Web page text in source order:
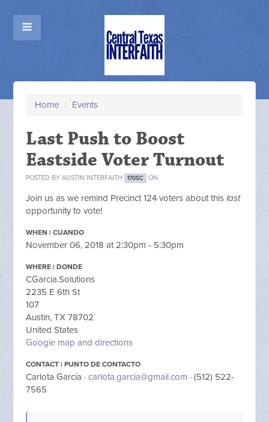
Home / Events
Last Push to Boost
Eastside Voter Turnout
POSTED BYAUSTIN INTERFAITH 170SC ON
Join us as we remind Precinct 124 voters about thislast
opportunity to vote!
WHEN | CUANDO
November 06, 2018 at 2:30pm - 5:30pm
WHERE | DONDE
CGarcia.Solutions
2235 E 6th St
107
Austin, TX 78702
United States
Google map and directions
CONTACT | PUNTO DE CONTACTO
Carlota García ·carlota.garcia@gmail.com · (512) 522-
7565